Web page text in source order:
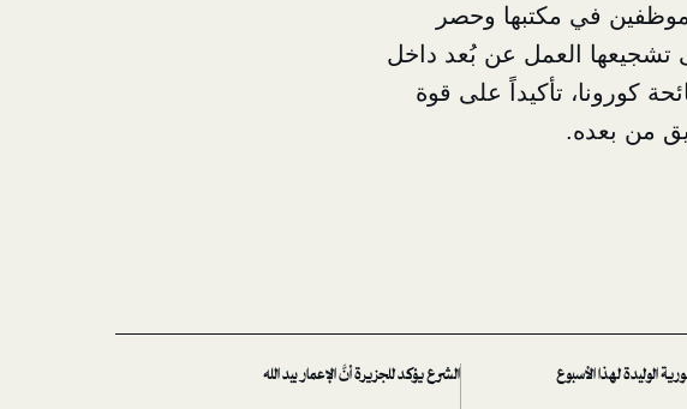
في مكتبها وحصر
تشجيعها العمل عن بُعد داخل
كورونا، تأكيداً على قوة
من بعده.
الوليدة لهذا الأسبوع الشرع يؤكد للجزيرة أنَّ الإعمار بيد الله